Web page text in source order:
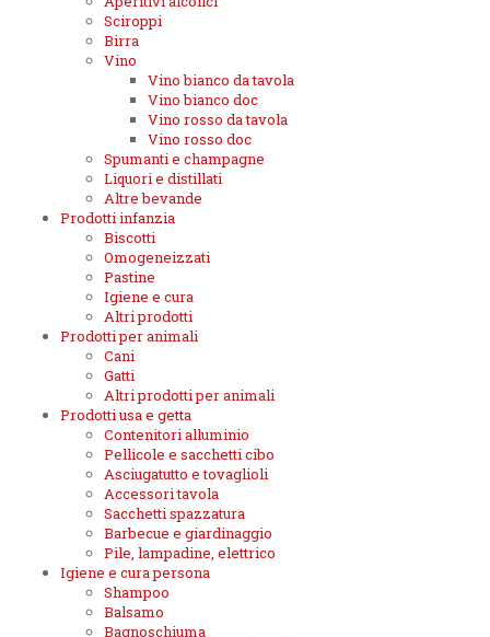
Sciroppi
Birra
Vino
Vino bianco da tavola
Vino bianco doc
Vino rosso da tavola
Vino rosso doc
Spumanti e champagne
Liquori e distillati
Altre bevande
Prodotti infanzia
Biscotti
Omogeneizzati
Pastine
Igiene e cura
Altri prodotti
Prodotti per animali
Cani
Gatti
Altri prodotti per animali
Prodotti usa e getta
Contenitori alluminio
Pellicole e sacchetti cibo
Asciugatutto e tovaglioli
Accessori tavola
Sacchetti spazzatura
Barbecue e giardinaggio
Pile, lampadine, elettrico
Igiene e cura persona
Shampoo
Balsamo
Bagnoschiuma